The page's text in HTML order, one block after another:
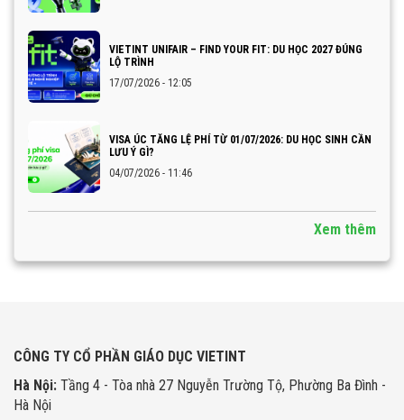
VIETINT UNIFAIR – FIND YOUR FIT: DU HỌC 2027 ĐÚNG
LỘ TRÌNH
17/07/2026 - 12:05
VISA ÚC TĂNG LỆ PHÍ TỪ 01/07/2026: DU HỌC SINH CẦN
LƯU Ý GÌ?
04/07/2026 - 11:46
Xem thêm
CÔNG TY CỔ PHẦN GIÁO DỤC VIETINT
Hà Nội: Tầng 4 - Tòa nhà 27 Nguyễn Trường Tộ, Phường Ba Đình -
Hà Nội